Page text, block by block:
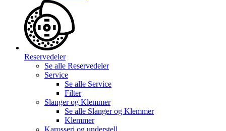
Reservedeler
Se alle Reservedeler
Service
Se alle Service
Filter
Slanger og Klemmer
Se alle Slanger og Klemmer
Klemmer
Karosseri og understell